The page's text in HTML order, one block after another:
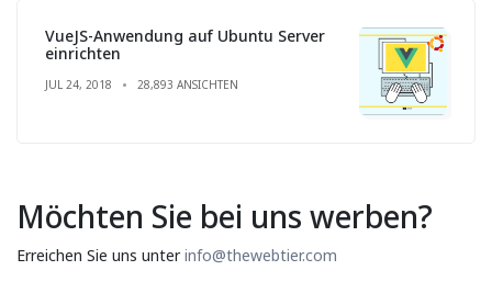
VueJS-Anwendung auf Ubuntu Server
einrichten
JUL 24, 2018 28,893 ANSICHTEN
Möchten Sie bei uns werben?
Erreichen Sie uns unterinfo@thewebtier.com